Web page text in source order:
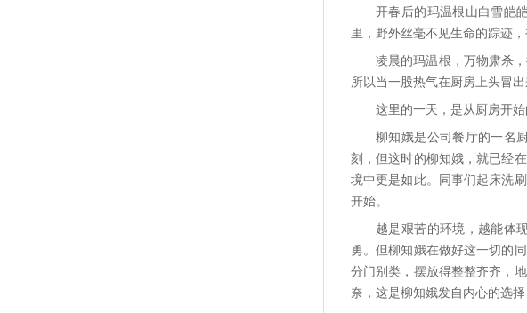
开春后的玛温根山白雪皑
里，野外丝毫不见生命的踪迹
凌晨的玛温根，万物肃杀
所以当一股热气在厨房上头冒
这里的一天，是从厨房开
柳知娥是公司餐厅的一名
刻，但这时的柳知娥，就已经
境中更是如此。同事们起床洗
开始。
越是艰苦的环境，越能体
勇。但柳知娥在做好这一切的
分门别类，摆放得整整齐齐，
奈，这是柳知娥发自内心的选